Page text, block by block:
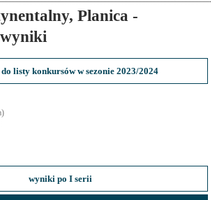
Planica -
listy konkursów w sezonie 2023/2024
wyniki po I serii